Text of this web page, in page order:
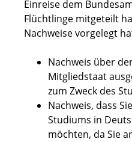
Einreise dem
Flüchtlinge mitgeteilt
Nachweise vorgelegt
Nachweis über
Mitgliedstaat
zum Zweck des
Nachweis, dass
Studiums in
möchten, da Sie